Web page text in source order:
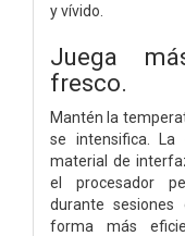
y vívido.
Juega
fresco.
Mantén la
se intensifica. La
material de
el procesador
durante
forma más